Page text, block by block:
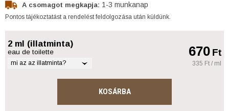
A csomagot megkapja: 1-3 munkanap
Pontos tájékoztatást a rendelést feldolgozása után küldünk.
2 ml (illatminta)
eau de toilette
mi az az illatminta?
670Ft
335 Ft / ml
KOSÁRBA